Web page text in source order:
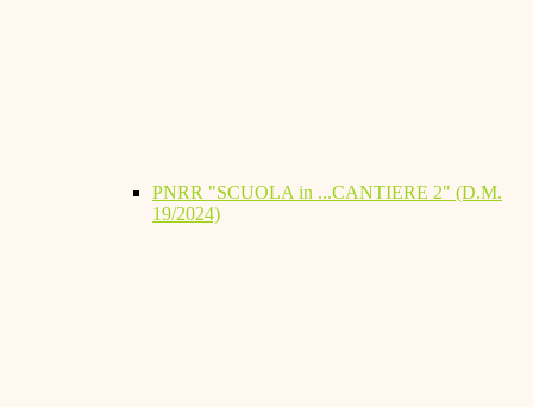
PNRR "SCUOLA in ...CANTIERE 2" (D.M.
19/2024)